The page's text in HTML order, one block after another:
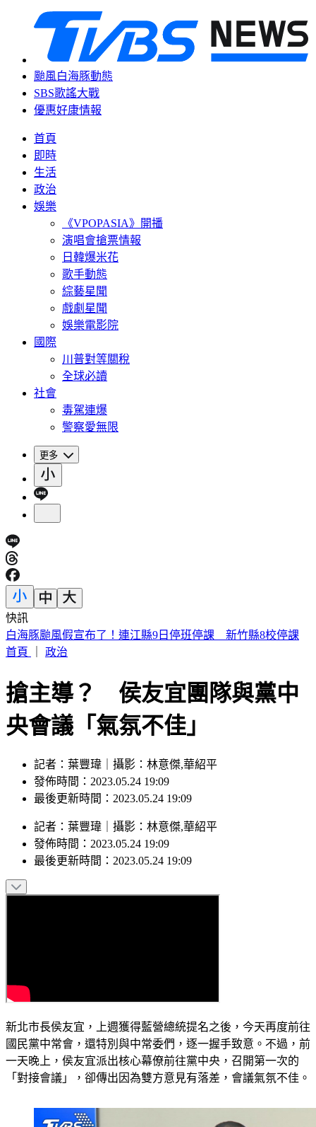
颱風白海豚動態
SBS歌謠大戰
優惠好康情報
首頁
即時
生活
政治
娛樂
《VPOPASIA》開播
演唱會搶票情報
日韓爆米花
歌手動態
綜藝星聞
戲劇星聞
娛樂電影院
國際
川普對等關稅
全球必讀
社會
毒駕連爆
警察愛無限
更多
快訊
疫苗風暴燒回陳時中！羅旺哲：沈伯洋成受害者
首頁
政治
搶主導？ 侯友宜團隊與黨中
央會議「氣氛不佳」
記者：葉豐瑋｜攝影：林意傑,華紹平
發佈時間：2023.05.24 19:09
最後更新時間：2023.05.24 19:09
記者 ： 葉豐瑋 攝影 ： 林意傑,華紹平
發佈時間： 2023.05.24 19:09
最後更新時間： 2023.05.24 19:09
新北市長侯友宜，上週獲得藍營總統提名之後，今天再度前往
國民黨中常會，還特別與中常委們，逐一握手致意。不過，前
一天晚上，侯友宜派出核心幕僚前往黨中央，召開第一次的
「對接會議」，卻傳出因為雙方意見有落差，會議氣氛不佳。